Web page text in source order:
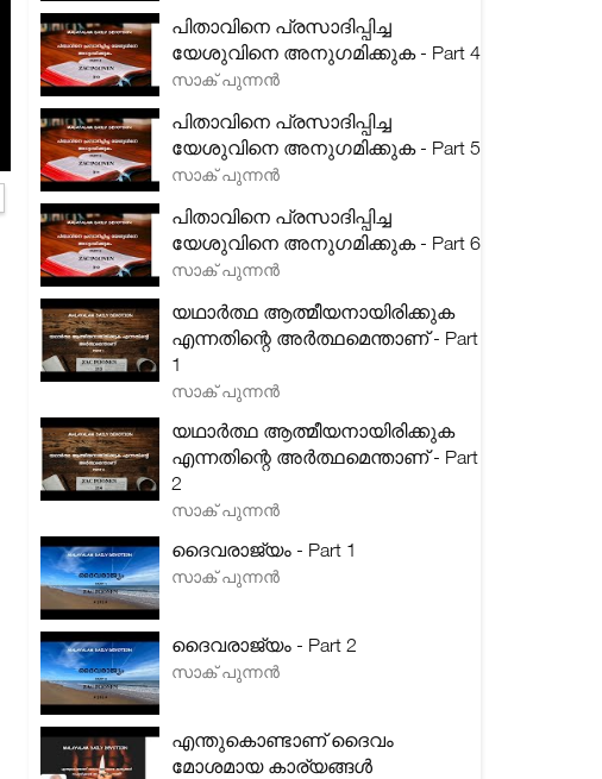
പിതാവിനെ പ്രസാദിപ്പിച്ച
യേശുവിനെ അനുഗമിക്കുക - Part 4
സാക് പുന്നൻ
പിതാവിനെ പ്രസാദിപ്പിച്ച
യേശുവിനെ അനുഗമിക്കുക - Part 5
സാക് പുന്നൻ
പിതാവിനെ പ്രസാദിപ്പിച്ച
യേശുവിനെ അനുഗമിക്കുക - Part 6
സാക് പുന്നൻ
യഥാർത്ഥ ആത്മീയനായിരിക്കുക
എന്നതിന്റെ അർത്ഥമെന്താണ് - Part
1
സാക് പുന്നൻ
യഥാർത്ഥ ആത്മീയനായിരിക്കുക
എന്നതിന്റെ അർത്ഥമെന്താണ് - Part
2
സാക് പുന്നൻ
ദൈവരാജ്യം - Part 1
സാക് പുന്നൻ
ദൈവരാജ്യം - Part 2
സാക് പുന്നൻ
എന്തുകൊണ്ടാണ് ദൈവം
മോശമായ കാര്യങ്ങൾ